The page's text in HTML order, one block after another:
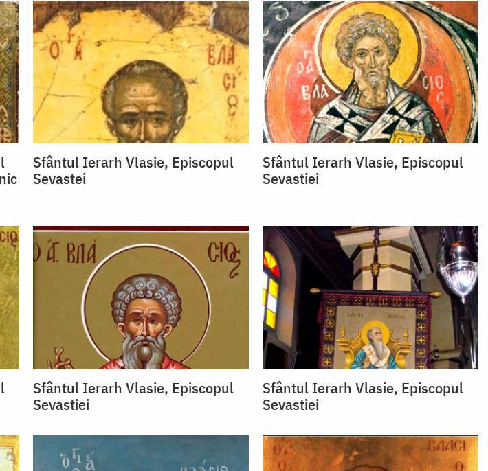
Sfântul Ierarh Vlasie, Episcopul
Sevastei
Sfântul Ierarh Vlasie, Episcopul
Sevastiei
Sfântul Ierarh Vlasie, Episcopul
Sevastiei
Sfântul Ierarh Vlasie, Episcopul
Sevastiei